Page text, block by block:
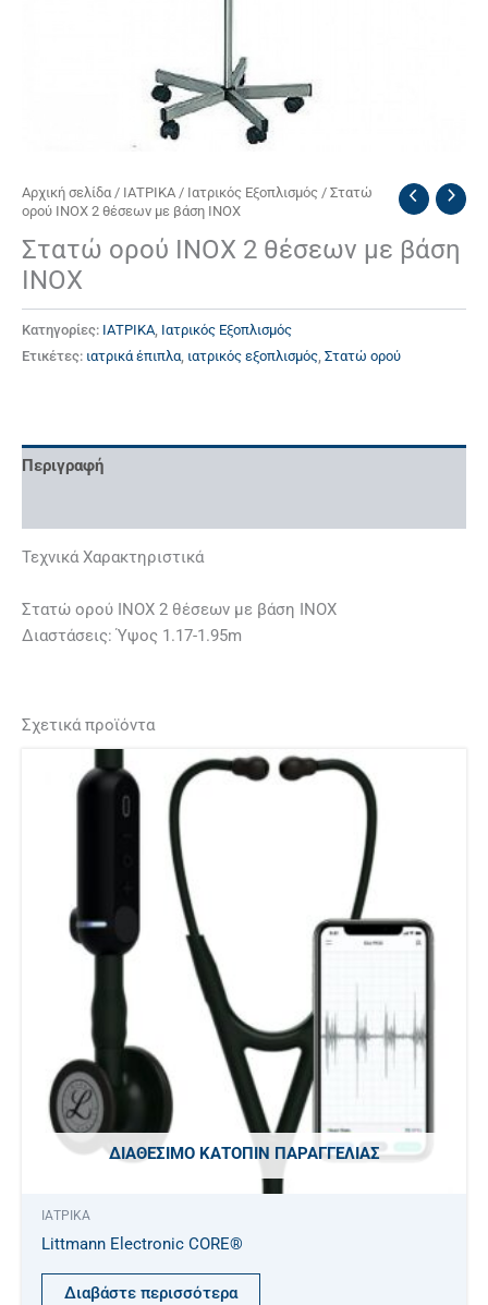
Αρχική σελίδα / ΙΑΤΡΙΚΑ / Ιατρικός Εξοπλισμός / Στατώ
ορού INOX 2 θέσεων με βάση INOX
Στατώ ορού INOX 2 θέσεων με βάση
INOX
Κατηγορίες: ΙΑΤΡΙΚΑ Ιατρικός Εξοπλισμός
Ετικέτες: ιατρικά έπιπλα ιατρικός εξοπλισμός Στατώ ορού
Περιγραφή
Τεχνικά Χαρακτηριστικά
Στατώ ορού INOX 2 θέσεων με βάση INOX
Διαστάσεις: Ύψος 1.17-1.95m
Σχετικά προϊόντα
ΔΙΑΘΈΣΙΜΟ ΚΑΤΌΠΙΝ ΠΑΡΑΓΓΕΛΊΑΣ
ΙΑΤΡΙΚΑ
Littmann Electronic CORE®
Διαβάστε περισσότερα